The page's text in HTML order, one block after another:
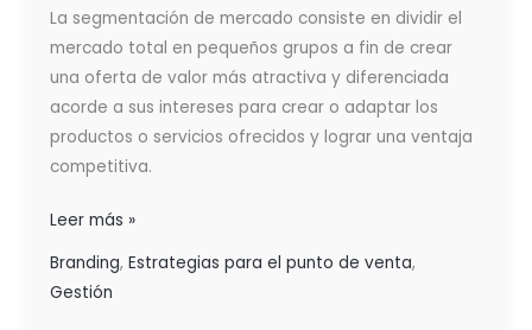
La segmentación de mercado consiste en dividir el
mercado total en pequeños grupos a fin de crear
una oferta de valor más atractiva y diferenciada
acorde a sus intereses para crear o adaptar los
productos o servicios ofrecidos y lograr una ventaja
competitiva.
Leer más »
Branding, Estrategias para el punto de venta,
Gestión